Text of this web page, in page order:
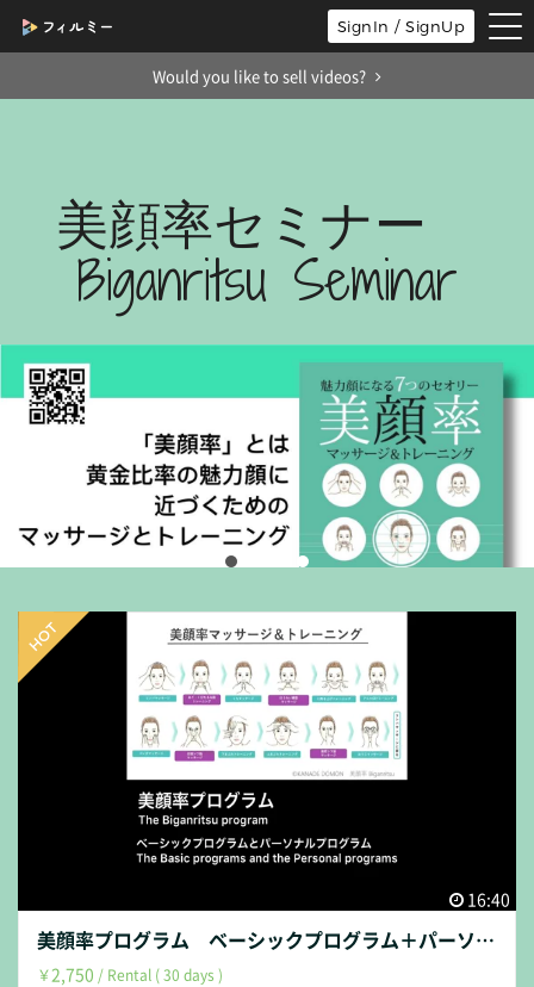
SignIn / SignUp
Would you like to sell videos?
美顔率セミナー
Biganritsu Seminar
16:40
美顔率プログラム ベーシックプログラム＋パーソナルプログラム マッサージ＆トレーニング動画
￥2,750 / Rental ( 30 days )